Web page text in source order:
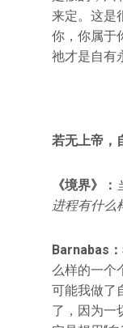
来定。这是
你，你属于
祂才是自有
若无上帝，
《境界》：
进程有什么
Barnabas ：
么样的一个
可能我做了
了，因为一